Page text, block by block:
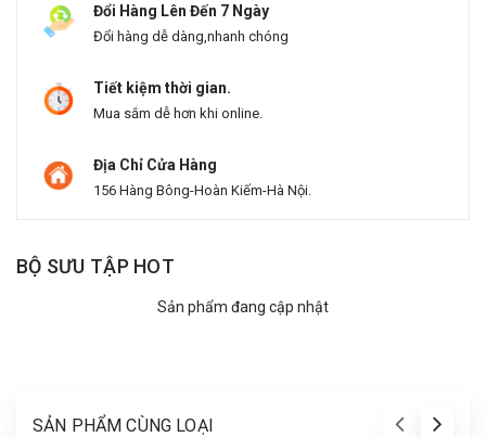
Đổi Hàng Lên Đến 7 Ngày
Đổi hàng dễ dàng,nhanh chóng
Tiết kiệm thời gian.
Mua sắm dễ hơn khi online.
Địa Chỉ Cửa Hàng
156 Hàng Bông-Hoàn Kiếm-Hà Nội.
BỘ SƯU TẬP HOT
Sản phẩm đang cập nhật
SẢN PHẨM CÙNG LOẠI